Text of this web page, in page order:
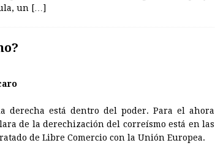
un […]
derecha está dentro del poder. Para el ahora
de la derechización del correísmo está en las
de Libre Comercio con la Unión Europea.